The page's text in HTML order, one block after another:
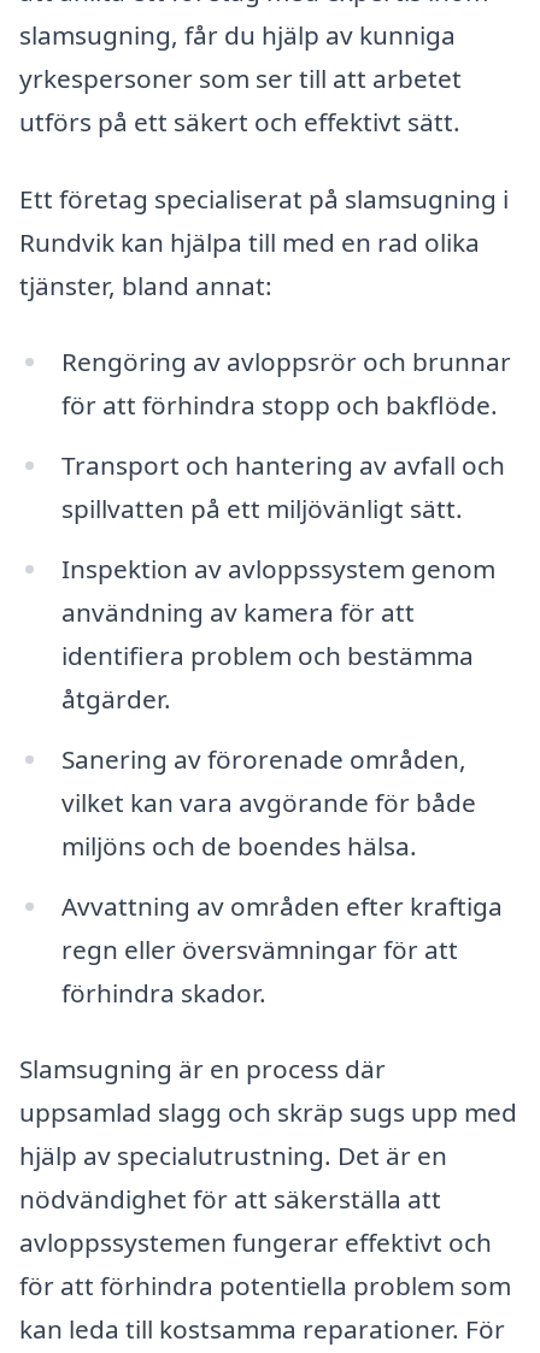
slamsugning, får du hjälp av kunniga
yrkespersoner som ser till att arbetet
utförs på ett säkert och effektivt sätt.
Ett företag specialiserat på slamsugning i
Rundvik kan hjälpa till med en rad olika
tjänster, bland annat:
Rengöring av avloppsrör och brunnar
för att förhindra stopp och bakflöde.
Transport och hantering av avfall och
spillvatten på ett miljövänligt sätt.
Inspektion av avloppssystem genom
användning av kamera för att
identifiera problem och bestämma
åtgärder.
Sanering av förorenade områden,
vilket kan vara avgörande för både
miljöns och de boendes hälsa.
Avvattning av områden efter kraftiga
regn eller översvämningar för att
förhindra skador.
Slamsugning är en process där
uppsamlad slagg och skräp sugs upp med
hjälp av specialutrustning. Det är en
nödvändighet för att säkerställa att
avloppssystemen fungerar effektivt och
för att förhindra potentiella problem som
kan leda till kostsamma reparationer. För